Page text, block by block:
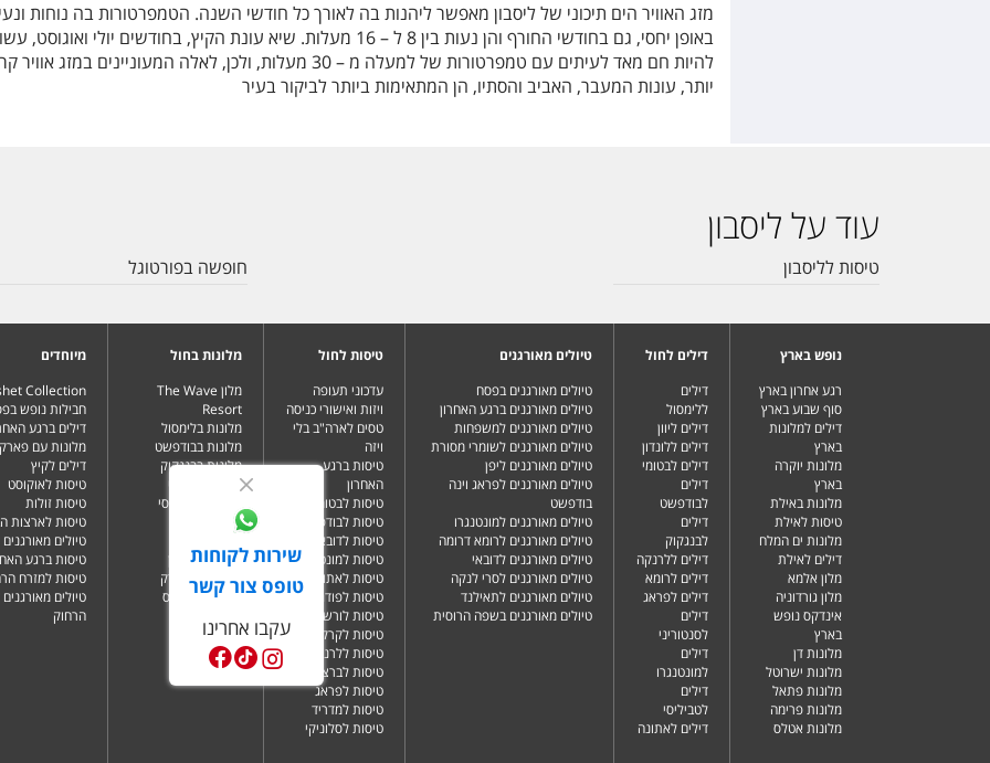
שירות לקוחות
טופס צור קשר
עקבו אחרינו
מזג האוויר הים תיכוני של ליסבון מאפשר ליהנות בה לאורך כל חודשי השנה. הטמפרטורות בה נוחות
באופן יחסי, גם בחודשי החורף והן נעות בין 8 ל – 16 מעלות. שיא עונת הקיץ, בחודשים יולי ואוגוסט,
להיות חם מאד לעיתים עם טמפרטורות של למעלה מ – 30 מעלות, ולכן, לאלה המעוניינים במזג
יותר, עונות המעבר, האביב והסתיו, הן המתאימות ביותר לביקור בעיר
עוד על ליסבון
טיסות לליסבון חופשה בפורטוגל
נופש בארץ
רגע אחרון בארץ
סוף שבוע בארץ
דילים למלונות
בארץ
מלונות יוקרה
בארץ
מלונות באילת
טיסות לאילת
מלונות ים המלח
דילים לאילת
מלון אלמא
מלון גורדוניה
אינדקס נופש
בארץ
מלונות דן
מלונות ישרוטל
מלונות פתאל
מלונות פרימה
מלונות אטלס
דילים לחול
דילים
ללימסול
דילים ליוון
דילים ללונדון
דילים לבטומי
דילים
לבודפשט
דילים
לבנגקוק
דילים ללרנקה
דילים לרומא
דילים לפראג
דילים
לסנטוריני
דילים
למונטנגרו
דילים
לטביליסי
דילים לאתונה
טיולים מאורגנים
טיולים מאורגנים בפסח
טיולים מאורגנים ברגע האחרון
טיולים מאורגנים למשפחות
טיולים מאורגנים לשומרי מסורת
טיולים מאורגנים ליפן
טיולים מאורגנים לפראג וינה
בודפשט
טיולים מאורגנים למונטנגרו
טיולים מאורגנים לרומא דרומה
טיולים מאורגנים לדובאי
טיולים מאורגנים לסרי לנקה
טיולים מאורגנים לתאילנד
טיולים מאורגנים בשפה הרוסית
טיסות לחול
עדכוני תעופה
ויזות ואישורי כניסה
טסים לארה"ב בלי
ויזה
טיסות ברגע
האחרון
טיסות לבטומי
טיסות לבודפשט
טיסות לדובאי
טיסות למונטנגרו
טיסות לאתונה
טיסות לפודגוריצה
טיסות לורשה
טיסות לקרקוב
טיסות ללרנקה
טיסות לברצלונה
טיסות לפראג
טיסות למדריד
טיסות לסלוניקי
מלונות בחול
מלון The Wave
Resort
מלונות בלימסול
מלונות בבודפשט
מלונות בבנגקוק
מלונות בבטומי
מלונות בטביליסי
מלונות בברלין
מלונות בלונדון
מלונות בניו יורק
מלונות בפאפוס
מיוחדים
Collection
חבילות נופש
דילים ברגע
מלונות עם
דילים לקיץ
טיסות לאוקוסט
טיסות זולות
טיסות לארצות
טיולים
טיסות ברגע
טיסות למזרח
טיולים
הרחוק